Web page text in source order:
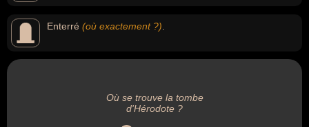
Enterré (où exactement ?)
Où se trouve la tombe
d'Hérodote ?